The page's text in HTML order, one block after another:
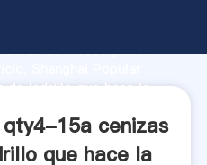
de investigación
de ladrillo que hace la
15a cenizas
que hace la